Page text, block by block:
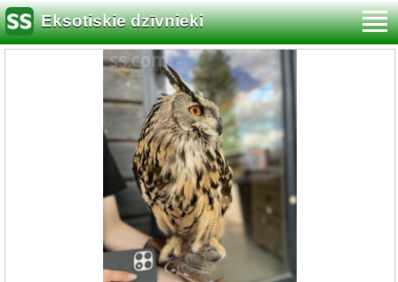
Eksotiskie dzīvnieki